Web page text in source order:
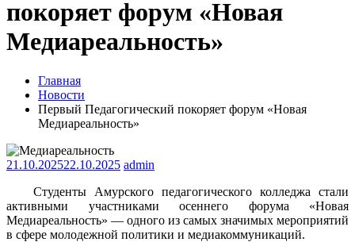
покоряет форум «Новая
Медиареальность»
Главная
Новости
Первый Педагогический покоряет форум «Новая
Медиареальность»
21.10.202522.10.2025 admin
Студенты Амурского педагогического колледжа стали
активными участниками осеннего форума «Новая
Медиареальность» — одного из самых значимых мероприятий
в сфере молодежной политики и медиакоммуникаций.